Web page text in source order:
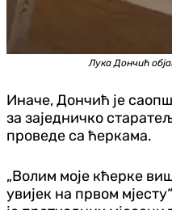
Лука Дончић
Иначе, Дончић је
за заједничко
проведе са ћеркама.
„Волим моје кћерке
увијек на првом